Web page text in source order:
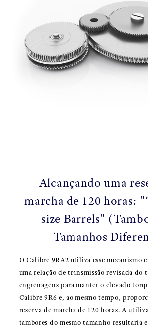
Alcançando uma
marcha de 120 horas:
size Barrels"
Tamanhos
O Calibre 9RA2 utiliza esse mecanismo
uma relação de transmissão revisada do
engrenagens para manter o elevado
Calibre 9R6 e, ao mesmo tempo,
reserva de marcha de 120 horas. A
tambores do mesmo tamanho resultaria